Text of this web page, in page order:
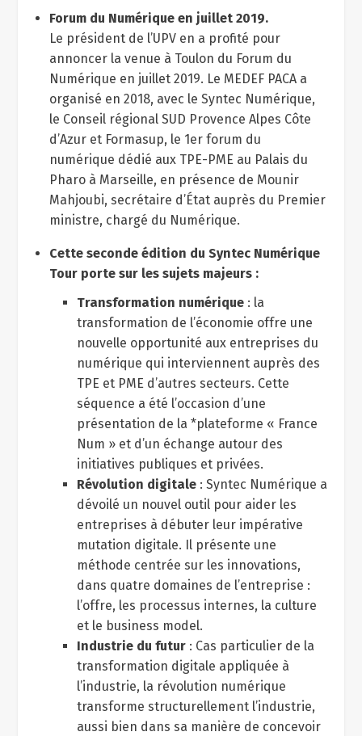
Forum du Numérique en juillet 2019.
Le président de l’UPV en a profité pour
annoncer la venue à Toulon du Forum du
Numérique en juillet 2019. Le MEDEF PACA a
organisé en 2018, avec le Syntec Numérique,
le Conseil régional SUD Provence Alpes Côte
d’Azur et Formasup, le 1er forum du
numérique dédié aux TPE-PME au Palais du
Pharo à Marseille, en présence de Mounir
Mahjoubi, secrétaire d’État auprès du Premier
ministre, chargé du Numérique.
Cette seconde édition du Syntec Numérique
Tour porte sur les sujets majeurs :
Transformation numérique: la
transformation de l’économie offre une
nouvelle opportunité aux entreprises du
numérique qui interviennent auprès des
TPE et PME d’autres secteurs. Cette
séquence a été l’occasion d’une
présentation de la *plateforme « France
Num » et d’un échange autour des
initiatives publiques et privées.
Révolution digitale: Syntec Numérique a
dévoilé un nouvel outil pour aider les
entreprises à débuter leur impérative
mutation digitale. Il présente une
méthode centrée sur les innovations,
dans quatre domaines de l’entreprise :
l’offre, les processus internes, la culture
et le business model.
Industrie du futur: Cas particulier de la
transformation digitale appliquée à
l’industrie, la révolution numérique
transforme structurellement l’industrie,
aussi bien dans sa manière de concevoir